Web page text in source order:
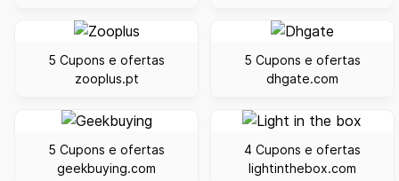
5 Cupons e ofertas
zooplus.pt
5 Cupons e ofertas
dhgate.com
5 Cupons e ofertas
geekbuying.com
4 Cupons e ofertas
lightinthebox.com